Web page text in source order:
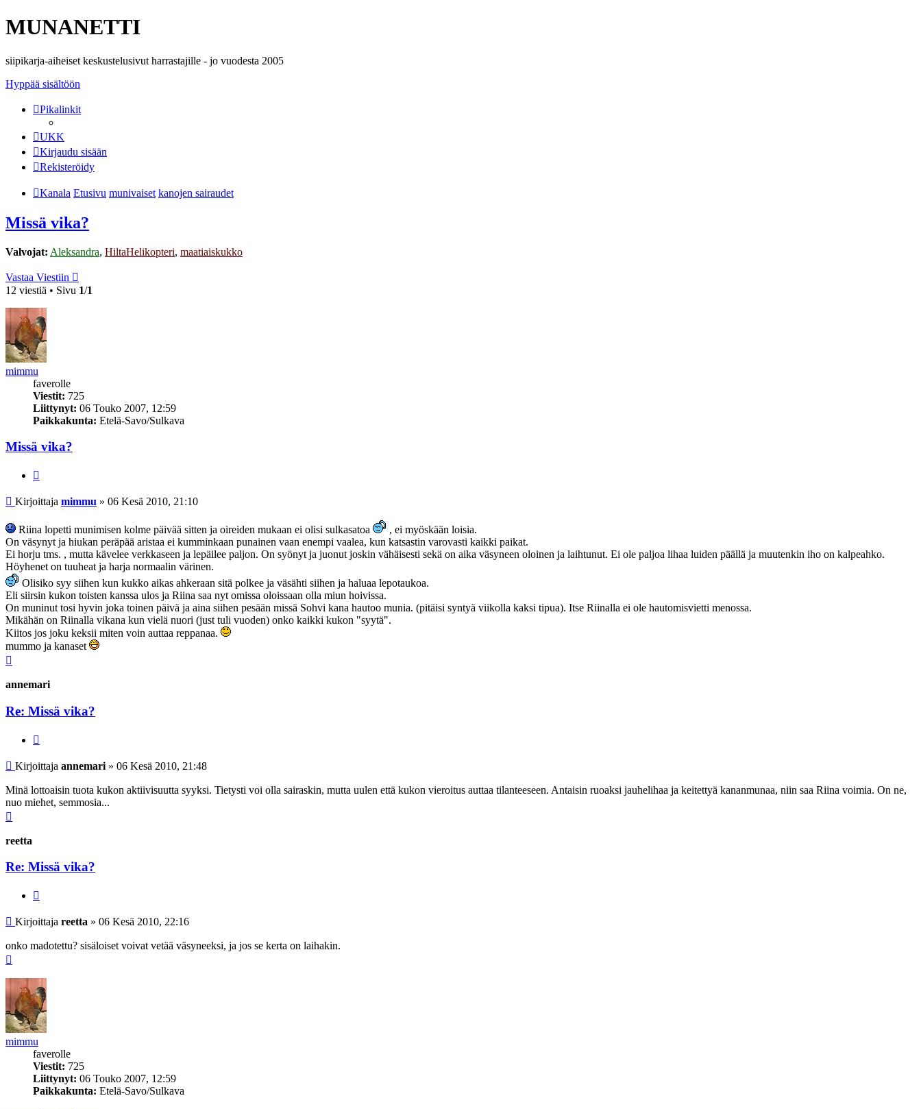
MUNANETTI
siipikarja-aiheiset keskustelusivut harrastajille - jo vuodesta 2005
Hyppää sisältöön
Pikalinkit
UKK
Kirjaudu sisään
Rekisteröidy
Kanala Etusivu munivaiset kanojen sairaudet
Missä vika?
Valvojat: Aleksandra, HiltaHelikopteri, maatiaiskukko
Vastaa Viestiin
12 viestiä • Sivu 1/1
mimmu
faverolle
Viestit: 725
Liittynyt: 06 Touko 2007, 12:59
Paikkakunta: Etelä-Savo/Sulkava
Missä vika?
Viesti
Kirjoittaja mimmu » 06 Kesä 2010, 21:10
Riina lopetti munimisen kolme päivää sitten ja oireiden mukaan ei olisi sulkasatoa
, ei myöskään loisia.
On väsynyt ja hiukan peräpää aristaa ei kumminkaan punainen vaan enempi vaalea, kun katsastin varovasti kaikki paikat.
Ei horju tms. , mutta kävelee verkkaseen ja lepäilee paljon. On syönyt ja juonut joskin vähäisesti sekä on aika väsyneen oloinen ja laihtunut. Ei ole paljoa lihaa luiden päällä ja muutenkin iho on kalpeahko.
Höyhenet on tuuheat ja harja normaalin värinen.
Olisiko syy siihen kun kukko aikas ahkeraan sitä polkee ja väsähti siihen ja haluaa lepotaukoa.
Eli siirsin kukon toisten kanssa ulos ja Riina saa nyt omissa oloissaan olla miun hoivissa.
On muninut tosi hyvin joka toinen päivä ja aina siihen pesään missä Sohvi kana hautoo munia. (pitäisi syntyä viikolla kaksi tipua). Itse Riinalla ei ole hautomisvietti menossa.
Mikähän on Riinalla vikana kun vielä nuori (just tuli vuoden) onko kaikki kukon "syytä".
Kiitos jos joku keksii miten voin auttaa reppanaa.
mummo ja kanaset
annemari
Re: Missä vika?
Viesti
Kirjoittaja annemari » 06 Kesä 2010, 21:48
Minä lottoaisin tuota kukon aktiivisuutta syyksi. Tietysti voi olla sairaskin, mutta uulen että kukon vieroitus auttaa tilanteeseen. Antaisin ruoaksi jauhelihaa ja keitettyä kananmunaa, niin saa Riina voimia. On ne,
nuo miehet, semmosia...
reetta
Re: Missä vika?
Viesti
Kirjoittaja reetta » 06 Kesä 2010, 22:16
onko madotettu? sisäloiset voivat vetää väsyneeksi, ja jos se kerta on laihakin.
mimmu
faverolle
Viestit: 725
Liittynyt: 06 Touko 2007, 12:59
Paikkakunta: Etelä-Savo/Sulkava